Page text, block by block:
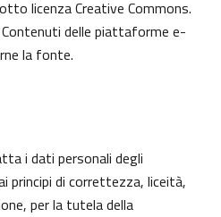
licenza Creative Commons.
delle piattaforme e-
la fonte.
i dati personali degli
principi di correttezza, liceità,
per la tutela della